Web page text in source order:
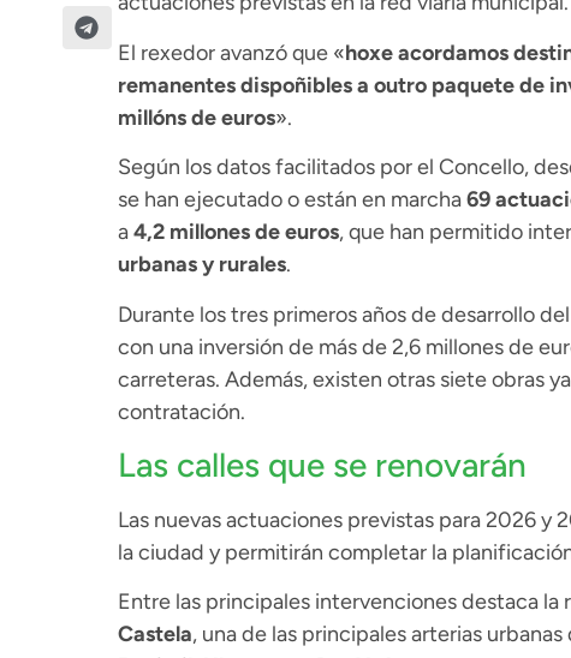
El rexedor avanzó que «hoxe acordamos
remanentes dispoñibles a outro paquete de
millóns de euros».
Según los datos facilitados por el Concello,
se han ejecutado o están en marcha69
a4,2 millones de euros, que han permitido
urbanas y rurales.
Durante los tres primeros años de desarrollo
con una inversión de más de 2,6 millones de
carreteras. Además, existen otras siete obras
contratación.
Las calles que se renovarán
Las nuevas actuaciones previstas para 2026
la ciudad y permitirán completar la
Entre las principales intervenciones destaca la
Castela, una de las principales arterias